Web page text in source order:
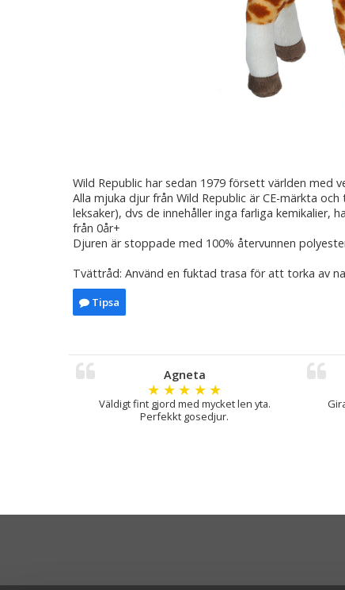
Wild Republic har sedan 1979 försett världen med
Alla mjuka djur från Wild Republic är CE-märkta
leksaker), dvs de innehåller inga farliga kemikalier,
från 0år+
Djuren är stoppade med 100% återvunnen
Tvättråd: Använd en fuktad trasa för att torka av
Tipsa
Agneta
★ ★ ★ ★ ★
Väldigt fint gjord med mycket len yta.
Perfekkt gosedjur.